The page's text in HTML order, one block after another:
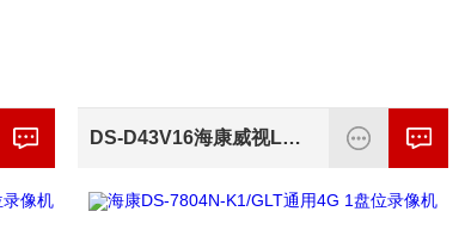
DS-D43V16海康威视LED 全彩显示屏控制器